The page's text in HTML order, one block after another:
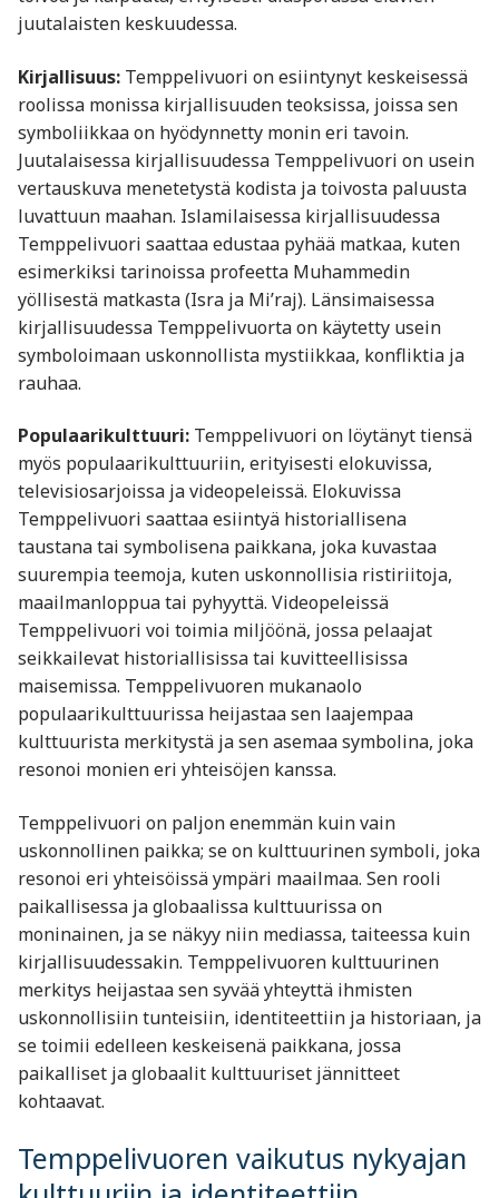
juutalaisten keskuudessa.
Kirjallisuus: Temppelivuori on esiintynyt keskeisessä
roolissa monissa kirjallisuuden teoksissa, joissa sen
symboliikkaa on hyödynnetty monin eri tavoin.
Juutalaisessa kirjallisuudessa Temppelivuori on usein
vertauskuva menetetystä kodista ja toivosta paluusta
luvattuun maahan. Islamilaisessa kirjallisuudessa
Temppelivuori saattaa edustaa pyhää matkaa, kuten
esimerkiksi tarinoissa profeetta Muhammedin
yöllisestä matkasta (Isra ja Mi’raj). Länsimaisessa
kirjallisuudessa Temppelivuorta on käytetty usein
symboloimaan uskonnollista mystiikkaa, konfliktia ja
rauhaa.
Populaarikulttuuri: Temppelivuori on löytänyt tiensä
myös populaarikulttuuriin, erityisesti elokuvissa,
televisiosarjoissa ja videopeleissä. Elokuvissa
Temppelivuori saattaa esiintyä historiallisena
taustana tai symbolisena paikkana, joka kuvastaa
suurempia teemoja, kuten uskonnollisia ristiriitoja,
maailmanloppua tai pyhyyttä. Videopeleissä
Temppelivuori voi toimia miljöönä, jossa pelaajat
seikkailevat historiallisissa tai kuvitteellisissa
maisemissa. Temppelivuoren mukanaolo
populaarikulttuurissa heijastaa sen laajempaa
kulttuurista merkitystä ja sen asemaa symbolina, joka
resonoi monien eri yhteisöjen kanssa.
Temppelivuori on paljon enemmän kuin vain
uskonnollinen paikka; se on kulttuurinen symboli, joka
resonoi eri yhteisöissä ympäri maailmaa. Sen rooli
paikallisessa ja globaalissa kulttuurissa on
moninainen, ja se näkyy niin mediassa, taiteessa kuin
kirjallisuudessakin. Temppelivuoren kulttuurinen
merkitys heijastaa sen syvää yhteyttä ihmisten
uskonnollisiin tunteisiin, identiteettiin ja historiaan, ja
se toimii edelleen keskeisenä paikkana, jossa
paikalliset ja globaalit kulttuuriset jännitteet
kohtaavat.
Temppelivuoren vaikutus nykyajan